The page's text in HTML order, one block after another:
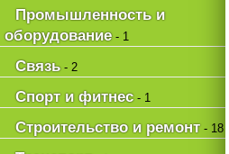
Промышленность и
оборудование- 1
Связь- 2
Спорт и фитнес- 1
Строительство и ремонт- 18